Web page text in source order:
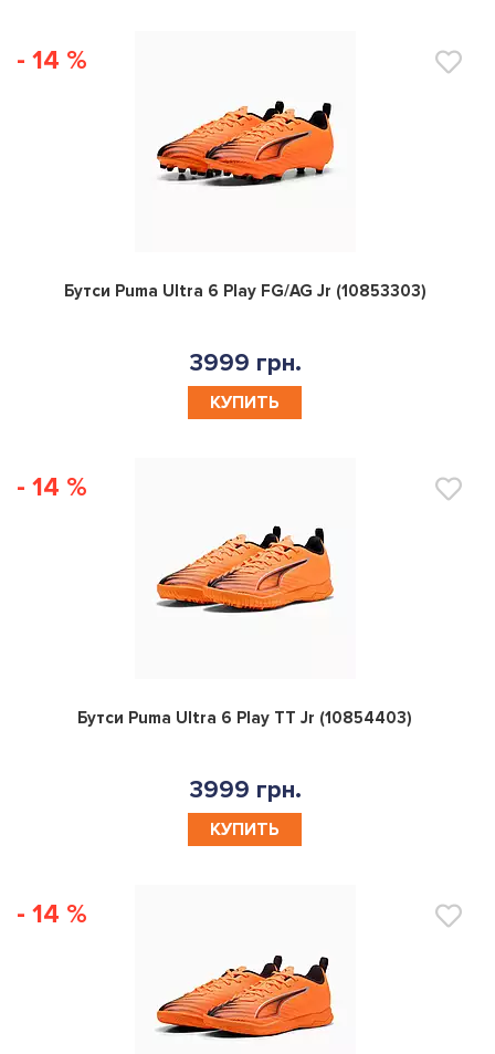
- 14 %
0
Бутси Puma Ultra 6 Play FG/AG Jr (10853303)
3999 грн.
КУПИТЬ
- 14 %
0
Бутси Puma Ultra 6 Play TT Jr (10854403)
3999 грн.
КУПИТЬ
- 14 %